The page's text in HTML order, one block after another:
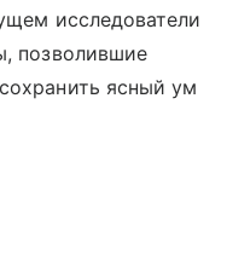
исследователи
позволившие
ясный ум